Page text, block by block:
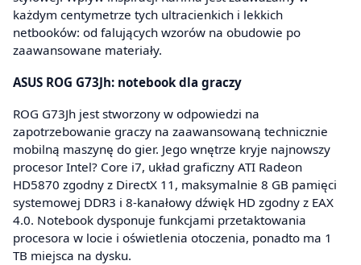
każdym centymetrze tych ultracienkich i lekkich
netbooków: od falujących wzorów na obudowie po
zaawansowane materiały.
ASUS ROG G73Jh: notebook dla graczy
ROG G73Jh jest stworzony w odpowiedzi na
zapotrzebowanie graczy na zaawansowaną technicznie
mobilną maszynę do gier. Jego wnętrze kryje najnowszy
procesor Intel? Core i7, układ graficzny ATI Radeon
HD5870 zgodny z DirectX 11, maksymalnie 8 GB pamięci
systemowej DDR3 i 8-kanałowy dźwięk HD zgodny z EAX
4.0. Notebook dysponuje funkcjami przetaktowania
procesora w locie i oświetlenia otoczenia, ponadto ma 1
TB miejsca na dysku.